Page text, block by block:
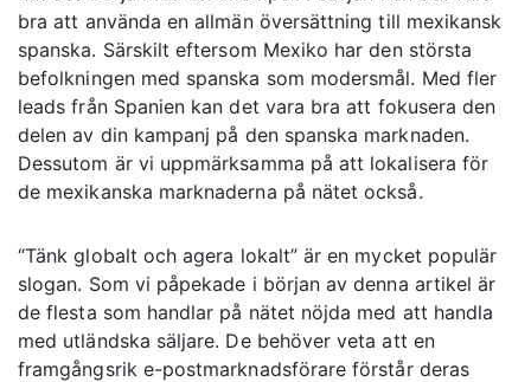
bra att använda en allmän översättning till mexikansk
spanska. Särskilt eftersom Mexiko har den största
befolkningen med spanska som modersmål. Med fler
leads från Spanien kan det vara bra att fokusera den
delen av din kampanj på den spanska marknaden.
Dessutom är vi uppmärksamma på att lokalisera för
de mexikanska marknaderna på nätet också.
“Tänk globalt och agera lokalt” är en mycket populär
slogan. Som vi påpekade i början av denna artikel är
de flesta som handlar på nätet nöjda med att handla
med utländska säljare. De behöver veta att en
framgångsrik e-postmarknadsförare förstår deras